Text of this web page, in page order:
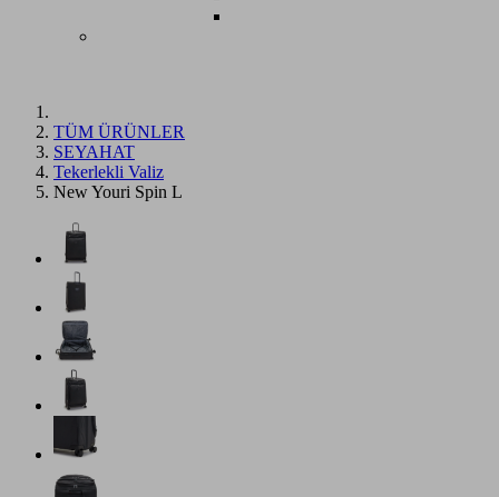
TÜM ÜRÜNLER
SEYAHAT
Tekerlekli Valiz
New Youri Spin L